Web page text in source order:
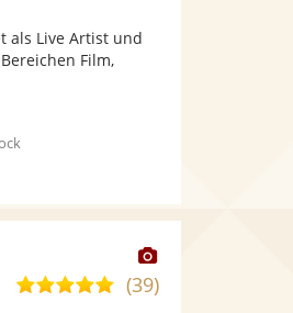
als Live Artist und
Film,
Dieser
Künstler
4,9(39)